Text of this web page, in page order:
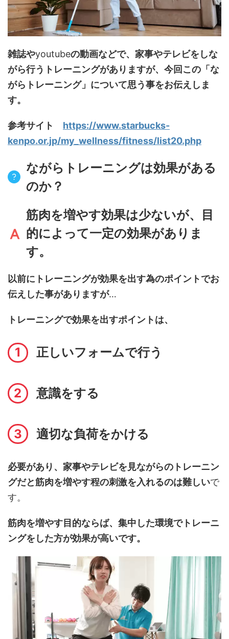
雑誌やyoutubeの動画などで、家事やテレビをしな
がら行うトレーニングがありますが、今回この「な
がらトレーニング」について思う事をお伝えしま
す。
参考サイト https://www.starbucks-
kenpo.or.jp/my_wellness/fitness/list20.php
ながらトレーニングは効果がある
のか？
筋肉を増やす効果は少ないが、目
的によって一定の効果がありま
す。
以前にトレーニングが効果を出す為のポイントでお
伝えした事がありますが…
トレーニングで効果を出すポイントは、
正しいフォームで行う
意識をする
適切な負荷をかける
必要があり、家事やテレビを見ながらのトレーニン
グだと筋肉を増やす程の刺激を入れるのは難しいで
す。
筋肉を増やす目的ならば、集中した環境でトレーニ
ングをした方が効果が高いです。